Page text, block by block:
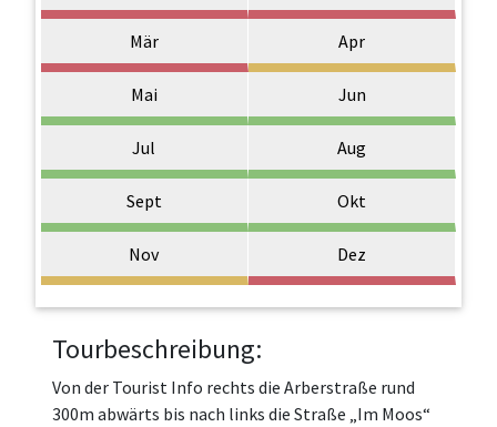
Mär Apr
Mai Jun
Jul Aug
Sept Okt
Nov Dez
Tourbeschreibung:
Von der Tourist Info rechts die Arberstraße rund
300m abwärts bis nach links die Straße „Im Moos“